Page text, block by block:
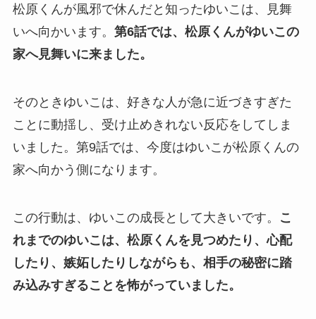
松原くんが風邪で休んだと知ったゆいこは、見舞
いへ向かいます。 第6話では、松原くんがゆいこの
家へ見舞いに来ました。
そのときゆいこは、好きな人が急に近づきすぎた
ことに動揺し、受け止めきれない反応をしてしま
いました。第9話では、今度はゆいこが松原くんの
家へ向かう側になります。
この行動は、ゆいこの成長として大きいです。
こ
れまでのゆいこは、松原くんを見つめたり、心配
したり、嫉妬したりしながらも、相手の秘密に踏
み込みすぎることを怖がっていました。